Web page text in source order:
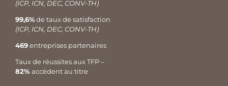
(ICP, ICN, DEC, CONV-TH)
99,6%de taux de satisfaction
(ICP, ICN, DEC, CONV-TH)
469entreprises partenaires
Taux de réussites aux TFP –
82% accèdent au titre